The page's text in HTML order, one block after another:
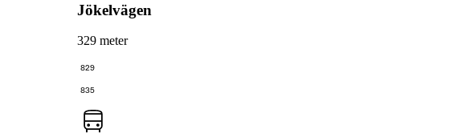
Jökelvägen
329 meter
829
835